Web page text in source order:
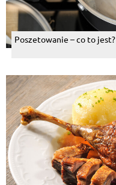
Poszetowanie – co to jest?